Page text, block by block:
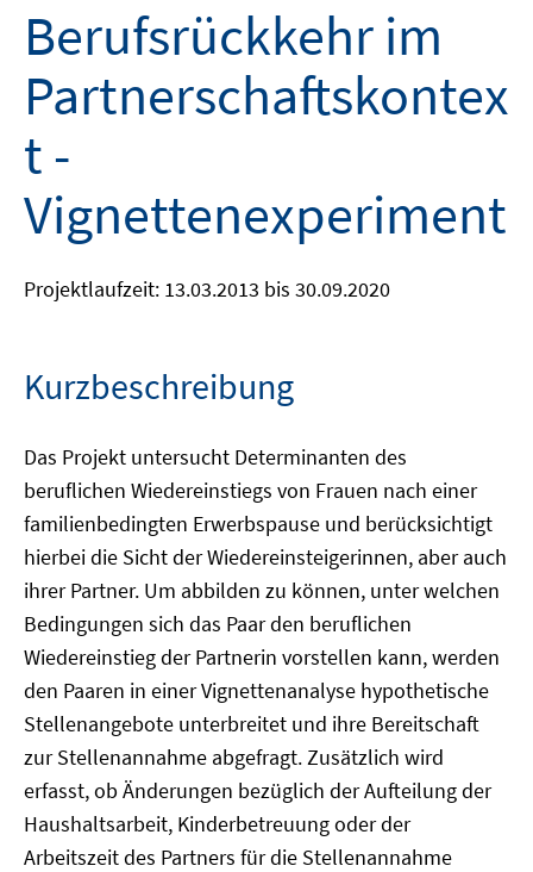
Berufsrückkehr im
Partnerschaftskontex
t -
Vignettenexperiment
Projektlaufzeit: 13.03.2013 bis 30.09.2020
Kurzbeschreibung
Das Projekt untersucht Determinanten des
beruflichen Wiedereinstiegs von Frauen nach einer
familienbedingten Erwerbspause und berücksichtigt
hierbei die Sicht der Wiedereinsteigerinnen, aber auch
ihrer Partner. Um abbilden zu können, unter welchen
Bedingungen sich das Paar den beruflichen
Wiedereinstieg der Partnerin vorstellen kann, werden
den Paaren in einer Vignettenanalyse hypothetische
Stellenangebote unterbreitet und ihre Bereitschaft
zur Stellenannahme abgefragt. Zusätzlich wird
erfasst, ob Änderungen bezüglich der Aufteilung der
Haushaltsarbeit, Kinderbetreuung oder der
Arbeitszeit des Partners für die Stellenannahme